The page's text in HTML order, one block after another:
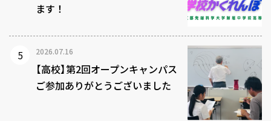
ます！
2026.07.16
【高校】第2回オープンキャンパス
ご参加ありがとうございました